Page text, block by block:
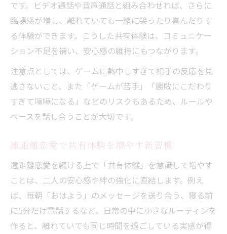
です。ビデオ通話や音声通話と組み合わせれば、さらに
臨場感が増し、離れていても一緒に笑ったり喜んだりす
る体験ができます。こうした共有体験は、コミュニケー
ション不足を補い、安心感の維持にもつながります。
注意点としては、ゲームに熱中しすぎて相手の反応を見
逃さないこと、また「ゲームが苦手」「勝敗にこだわり
すぎて喧嘩になる」などのリスクもあるため、ルールや
ペースを話し合うことが大切です。
遠距離恋愛で共有体験を増やす新習慣
遠距離恋愛を続ける上で「共有体験」を意識して増やす
ことは、二人の安心感や絆の強化に直結します。例え
ば、毎朝「おはよう」のメッセージを送り合う、寝る前
に5分だけ電話するなど、日常の中に小さなルーティンを
作ると、離れていても同じ時間を過ごしている実感が得